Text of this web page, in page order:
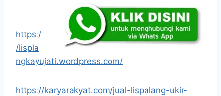
https:/
/lispla
ngkayujati.wordpress.com/
https://karyarakyat.com/jual-lispalang-ukir-